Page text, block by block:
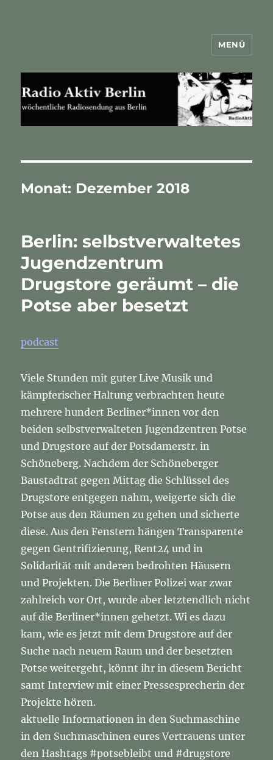
MENÜ
Monat: Dezember 2018
Berlin: selbstverwaltetes
Jugendzentrum
Drugstore geräumt – die
Potse aber besetzt
podcast
Viele Stunden mit guter Live Musik und
kämpferischer Haltung verbrachten heute
mehrere hundert Berliner*innen vor den
beiden selbstverwalteten Jugendzentren Potse
und Drugstore auf der Potsdamerstr. in
Schöneberg. Nachdem der Schöneberger
Baustadtrat gegen Mittag die Schlüssel des
Drugstore entgegen nahm, weigerte sich die
Potse aus den Räumen zu gehen und sicherte
diese. Aus den Fenstern hängen Transparente
gegen Gentrifizierung, Rent24 und in
Solidarität mit anderen bedrohten Häusern
und Projekten. Die Berliner Polizei war zwar
zahlreich vor Ort, wurde aber letztendlich nicht
auf die Berliner*innen gehetzt. Wi es dazu
kam, wie es jetzt mit dem Drugstore auf der
Suche nach neuem Raum und der besetzten
Potse weitergeht, könnt ihr in diesem Bericht
samt Interview mit einer Pressesprecherin der
Projekte hören.
aktuelle Informationen in den Suchmaschine
in den Suchmaschinen eures Vertrauens unter
den Hashtags #potsebleibt und #drugstore